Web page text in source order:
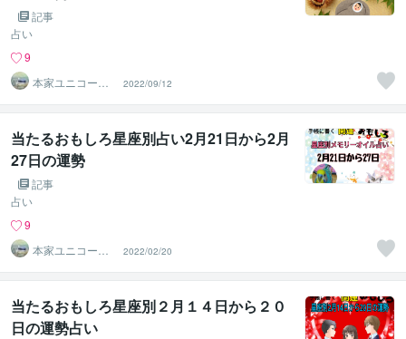
記事
占い
9
本家ユニコーン
の使者桜10周年
ありがとう
2022/09/12
当たるおもしろ星座別占い2月21日から2月
27日の運勢
記事
占い
9
本家ユニコーン
の使者桜10周年
ありがとう
2022/02/20
当たるおもしろ星座別２月１４日から２０
日の運勢占い